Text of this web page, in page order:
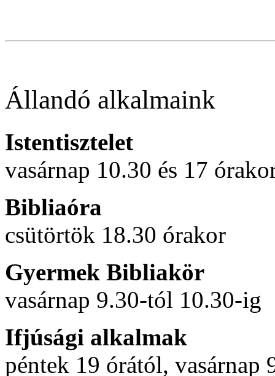
Állandó alkalmaink
Istentisztelet
vasárnap 10.30 és 17
Bibliaóra
csütörtök 18.30 órakor
Gyermek Bibliakör
vasárnap 9.30-tól 10.30-ig
Ifjúsági alkalmak
péntek 19 órától, vasárnap